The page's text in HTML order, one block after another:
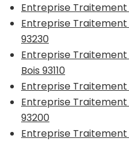
Entreprise Traitement
Entreprise Traitement
93230
Entreprise Traitement
Bois 93110
Entreprise Traitement
Entreprise Traitement
93200
Entreprise Traitement